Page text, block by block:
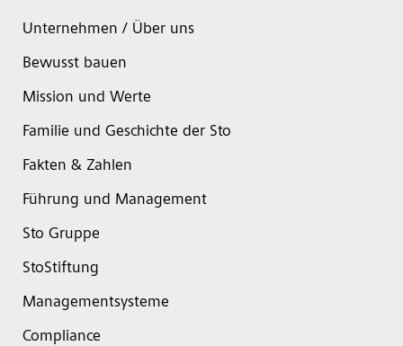
Unternehmen / Über uns
Bewusst bauen
Mission und Werte
Familie und Geschichte der Sto
Fakten & Zahlen
Führung und Management
Sto Gruppe
StoStiftung
Managementsysteme
Compliance